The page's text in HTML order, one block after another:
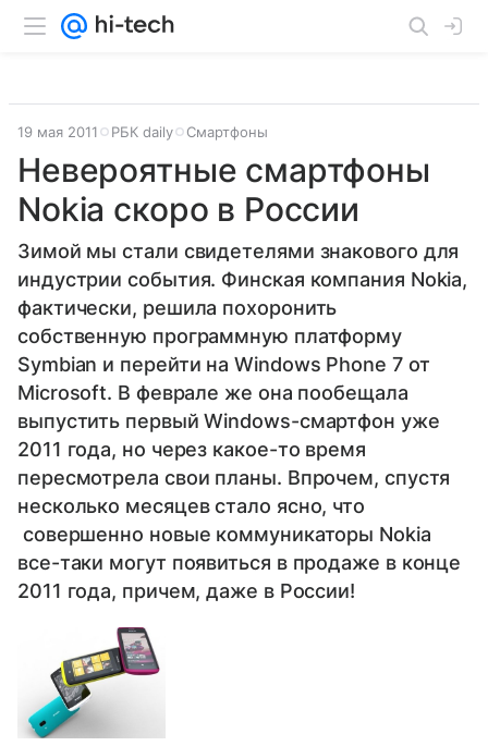
19 мая 2011 РБК daily Смартфоны
Невероятные смартфоны
Nokia скоро в России
Зимой мы стали свидетелями знакового для
индустрии события. Финская компания Nokia,
фактически, решила похоронить
собственную программную платформу
Symbian и перейти на Windows Phone 7 от
Microsoft. В феврале же она пообещала
выпустить первый Windows-смартфон уже
2011 года, но через какое-то время
пересмотрела свои планы. Впрочем, спустя
несколько месяцев стало ясно, что
совершенно новые коммуникаторы Nokia
все-таки могут появиться в продаже в конце
2011 года, причем, даже в России!